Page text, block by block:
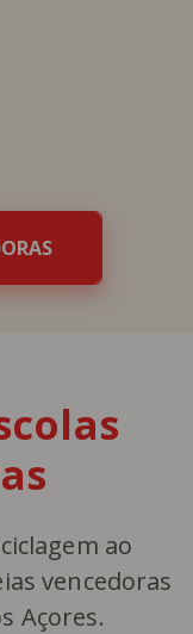
ao
vencedoras
Açores.​